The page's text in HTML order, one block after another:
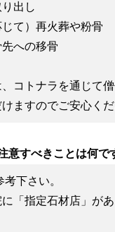
り出し
じて）再火葬や粉骨
先への移骨
コトナラを通じて
ますのでご安心くだ
意すべきことは何で
考下さい。
に「指定石材店」が